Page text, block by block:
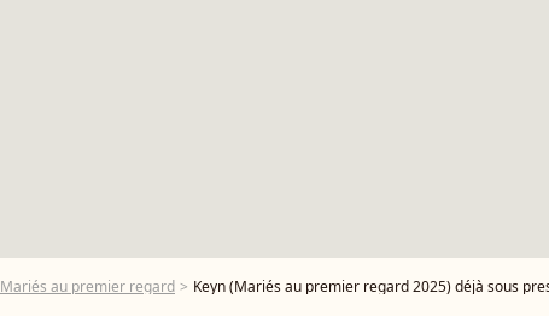
Mariés au premier regard Keyn (Mariés au premier regard 2025) déjà sous pression après son